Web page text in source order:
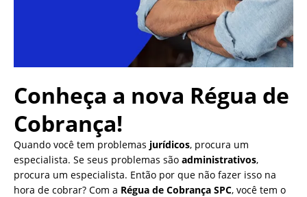
Conheça a nova Régua de
Cobrança!
Quando você tem problemas jurídicos, procura um
especialista. Se seus problemas são administrativos,
procura um especialista. Então por que não fazer isso na
hora de cobrar? Com a Régua de Cobrança SPC, você tem o